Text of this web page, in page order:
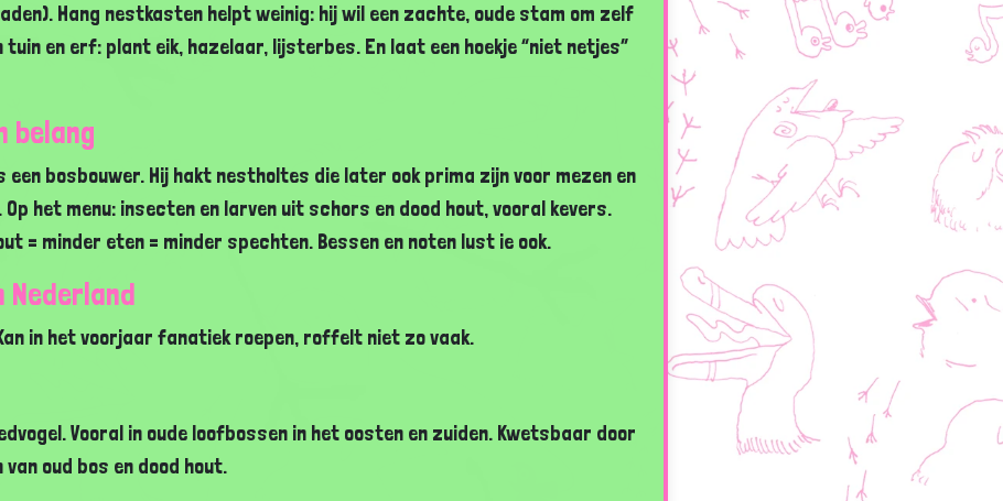
Hang nestkasten helpt weinig: hij wil een zachte, oude stam om zelf
tuin en erf: plant eik, hazelaar, lijsterbes. En laat een hoekje “niet netjes”
belang
een bosbouwer. Hij hakt nestholtes die later ook prima zijn voor mezen en
het menu: insecten en larven uit schors en dood hout, vooral kevers.
= minder eten = minder spechten. Bessen en noten lust ie ook.
Nederland
in het voorjaar fanatiek roepen, roffelt niet zo vaak.
Vooral in oude loofbossen in het oosten en zuiden. Kwetsbaar door
oud bos en dood hout.